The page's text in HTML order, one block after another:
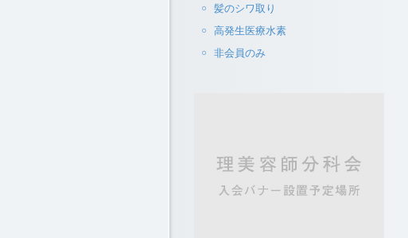
髪のシワ取り
高発生医療水素
非会員のみ